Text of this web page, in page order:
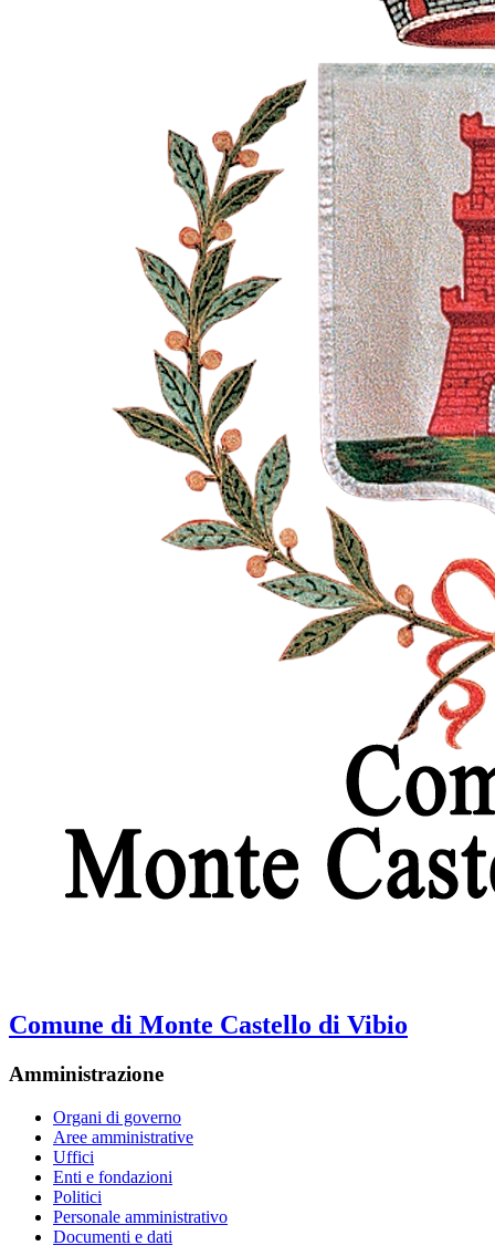
Comune di Monte Castello di Vibio
Amministrazione
Organi di governo
Aree amministrative
Uffici
Enti e fondazioni
Politici
Personale amministrativo
Documenti e dati